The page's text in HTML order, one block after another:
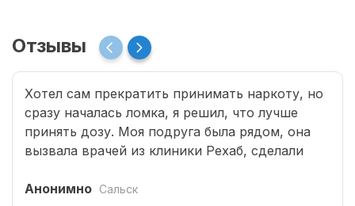
Отзывы
Хотел сам прекратить принимать наркоту, но
сразу началась ломка, я решил, что лучше
принять дозу. Моя подруга была рядом, она
вызвала врачей из клиники Рехаб, сделали
что надо там пролечиться основательно.
Анонимно Сальск